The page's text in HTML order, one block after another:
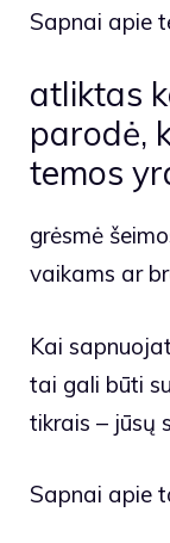
Sapnai apie
atliktas
parodė,
temos
grėsmė
vaikams ar
Kai
tai gali būti
tikrais – jūsų
Sapnai apie